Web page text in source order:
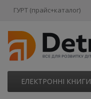
ГУРТ (прайс+каталог)
ЕЛЕКТРОННІ КНИГИ